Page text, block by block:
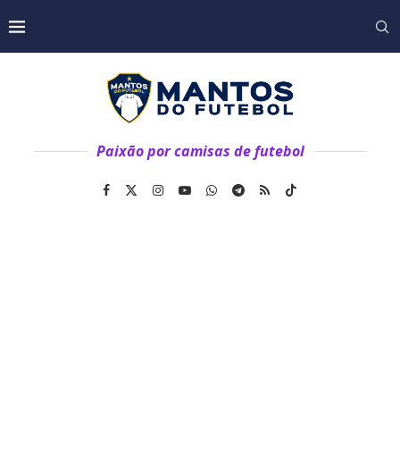
Paixão por camisas de futebol